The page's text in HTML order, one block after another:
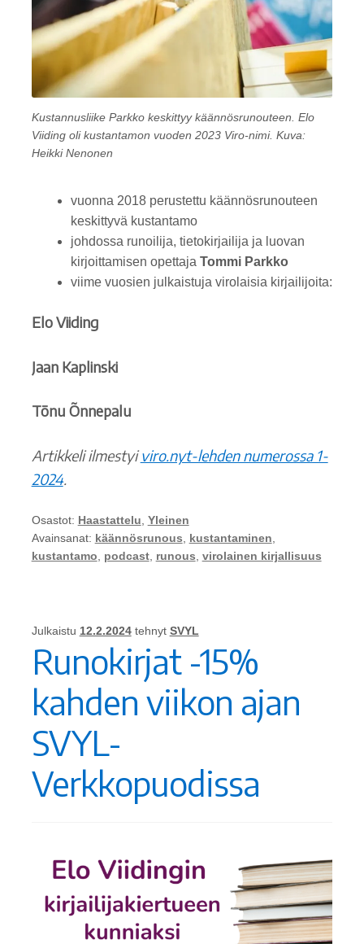
Kustannusliike Parkko keskittyy käännösrunouteen. Elo
Viiding oli kustantamon vuoden 2023 Viro-nimi. Kuva:
Heikki Nenonen
vuonna 2018 perustettu käännösrunouteen
keskittyvä kustantamo
johdossa runoilija, tietokirjailija ja luovan
kirjoittamisen opettaja Tommi Parkko
viime vuosien julkaistuja virolaisia kirjailijoita:
Elo Viiding
Jaan Kaplinski
Tõnu Õnnepalu
Artikkeli ilmestyiviro.nyt-lehden numerossa 1-
2024.
Osastot: Haastattelu, Yleinen
Avainsanat: käännösrunous, kustantaminen,
kustantamo, podcast, runous, virolainen kirjallisuus
Julkaistu 12.2.2024 tehnyt SVYL
Runokirjat -15%
kahden viikon ajan
SVYL-
Verkkopuodissa